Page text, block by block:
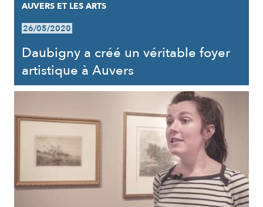
AUVERS ET LES ARTS
26/05/2020
Daubigny a créé un véritable foyer
artistique à Auvers